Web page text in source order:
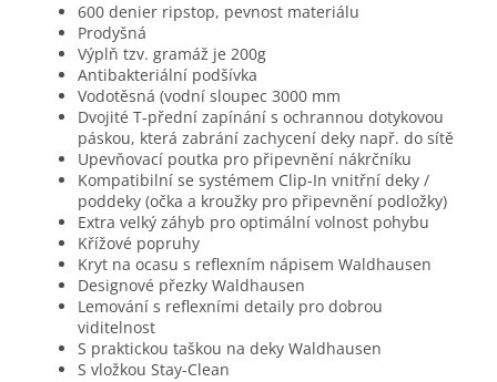
600 denier ripstop, pevnost materiálu
Prodyšná
Výplň tzv. gramáž je 200g
Antibakteriální podšívka
Vodotěsná (vodní sloupec 3000 mm
Dvojité T-přední zapínání s ochrannou dotykovou
páskou, která zabrání zachycení deky např. do sítě
Upevňovací poutka pro připevnění nákrčníku
Kompatibilní se systémem Clip-In vnitřní deky /
poddeky (očka a kroužky pro připevnění podložky)
Extra velký záhyb pro optimální volnost pohybu
Křížové popruhy
Kryt na ocasu s reflexním nápisem Waldhausen
Designové přezky Waldhausen
Lemování s reflexními detaily pro dobrou
viditelnost
S praktickou taškou na deky Waldhausen
S vložkou Stay-Clean